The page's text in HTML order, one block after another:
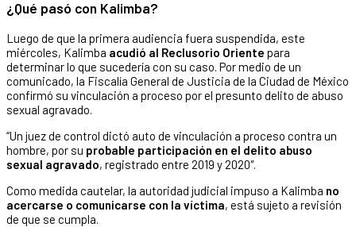
¿Qué pasó con Kalimba?
Luego de que la primera audiencia fuera suspendida, este
miércoles, Kalimba acudió al Reclusorio Oriente para
determinar lo que sucedería con su caso. Por medio de un
comunicado, la Fiscalía General de Justicia de la Ciudad de México
confirmó su vinculación a proceso por el presunto delito de abuso
sexual agravado.
“Un juez de control dictó auto de vinculación a proceso contra un
hombre, por su probable participación en el delito abuso
sexual agravado, registrado entre 2019 y 2020″.
Como medida cautelar, la autoridad judicial impuso a Kalimba no
acercarse o comunicarse con la víctima, está sujeto a revisión
de que se cumpla.